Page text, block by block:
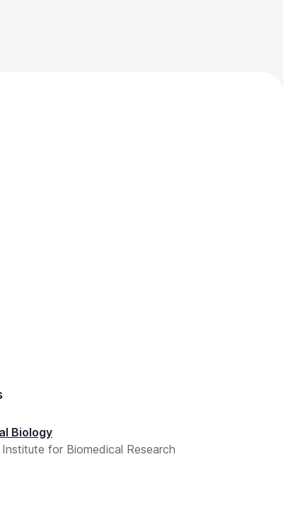
Biology
for Biomedical Research